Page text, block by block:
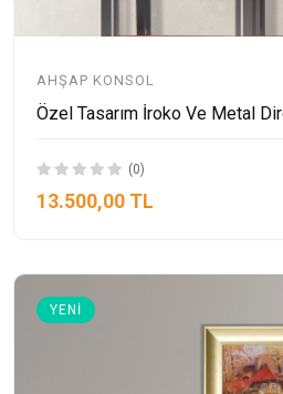
AHŞAP KONSOL
Özel Tasarım İroko Ve Metal
(0)
13.500,00 TL
YENI